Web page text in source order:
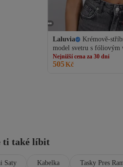
Laluvia
Krémově-
model svetru s fóliovým
Nejnižší cena za 30 dní
Doprava zdarma
Nejnižší cena za 30 dní
505Kč
ti také líbit
Saty Kabelka Tasky Pres